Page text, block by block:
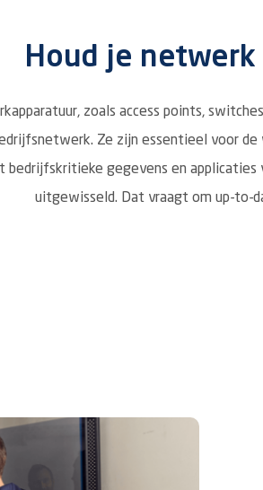
Houd je
zoals access points,
Ze zijn essentieel voor
bedrijfskritieke gegevens en applicaties
uitgewisseld. Dat vraagt om up-to-